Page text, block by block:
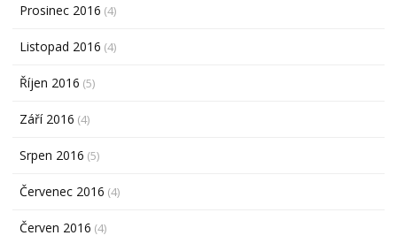
Prosinec 2016 (4)
Listopad 2016 (4)
Říjen 2016 (5)
Září 2016 (4)
Srpen 2016 (5)
Červenec 2016 (4)
Červen 2016 (4)